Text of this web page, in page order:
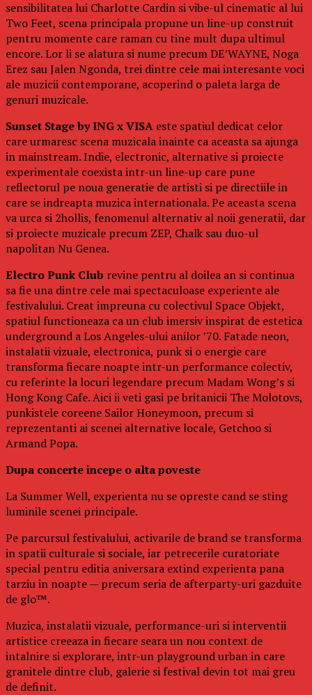
sensibilitatea lui Charlotte Cardin si vibe-ul cinematic al lui
Two Feet, scena principala propune un line-up construit
pentru momente care raman cu tine mult dupa ultimul
encore. Lor li se alatura si nume precum DE’WAYNE, Noga
Erez sau Jalen Ngonda, trei dintre cele mai interesante voci
ale muzicii contemporane, acoperind o paleta larga de
genuri muzicale.
Sunset Stage by ING x VISA este spatiul dedicat celor
care urmaresc scena muzicala inainte ca aceasta sa ajunga
in mainstream. Indie, electronic, alternative si proiecte
experimentale coexista intr-un line-up care pune
reflectorul pe noua generatie de artisti si pe directiile in
care se indreapta muzica internationala. Pe aceasta scena
va urca si 2hollis, fenomenul alternativ al noii generatii, dar
si proiecte muzicale precum ZEP, Chalk sau duo-ul
napolitan Nu Genea.
Electro Punk Club revine pentru al doilea an si continua
sa fie una dintre cele mai spectaculoase experiente ale
festivalului. Creat impreuna cu colectivul Space Objekt,
spatiul functioneaza ca un club imersiv inspirat de estetica
underground a Los Angeles-ului anilor ’70. Fatade neon,
instalatii vizuale, electronica, punk si o energie care
transforma fiecare noapte intr-un performance colectiv,
cu referinte la locuri legendare precum Madam Wong’s si
Hong Kong Cafe. Aici ii veti gasi pe britanicii The Molotovs,
punkistele coreene Sailor Honeymoon, precum si
reprezentanti ai scenei alternative locale, Getchoo si
Armand Popa.
Dupa concerte incepe o alta poveste
La Summer Well, experienta nu se opreste cand se sting
luminile scenei principale.
Pe parcursul festivalului, activarile de brand se transforma
in spatii culturale si sociale, iar petrecerile curatoriate
special pentru editia aniversara extind experienta pana
tarziu in noapte — precum seria de afterparty-uri gazduite
de glo™.
Muzica, instalatii vizuale, performance-uri si interventii
artistice creeaza in fiecare seara un nou context de
intalnire si explorare, intr-un playground urban in care
granitele dintre club, galerie si festival devin tot mai greu
de definit.